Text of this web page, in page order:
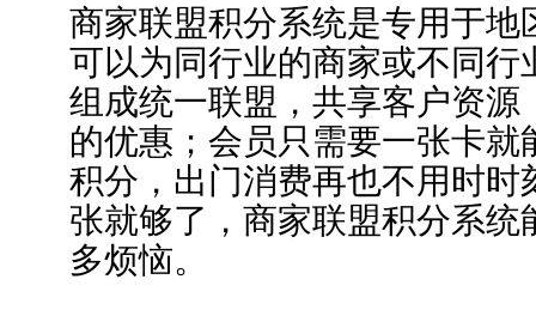
商家联盟积分系统是专用于
可以为同行业的商家或不同
组成统一联盟，共享客户资
的优惠；会员只需要一张卡
积分，出门消费再也不用时
张就够了，商家联盟积分系
多烦恼。